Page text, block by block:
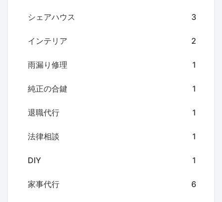
シェアハウス 3
インテリア 2
雨漏り修理 1
純正の合鍵 1
退職代行 1
法律相談 1
DIY 1
家事代行 6